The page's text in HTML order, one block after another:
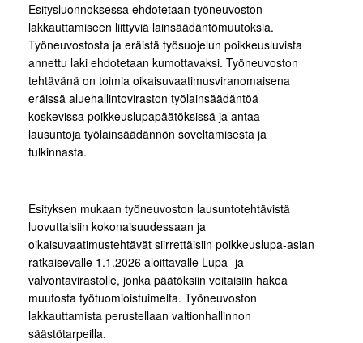
Esitysluonnoksessa ehdotetaan työneuvoston
lakkauttamiseen liittyviä lainsäädäntömuutoksia.
Työneuvostosta ja eräistä työsuojelun poikkeusluvista
annettu laki ehdotetaan kumottavaksi. Työneuvoston
tehtävänä on toimia oikaisuvaatimusviranomaisena
eräissä aluehallintoviraston työlainsäädäntöä
koskevissa poikkeuslupapäätöksissä ja antaa
lausuntoja työlainsäädännön soveltamisesta ja
tulkinnasta.
Esityksen mukaan työneuvoston lausuntotehtävistä
luovuttaisiin kokonaisuudessaan ja
oikaisuvaatimustehtävät siirrettäisiin poikkeuslupa-asian
ratkaisevalle 1.1.2026 aloittavalle Lupa- ja
valvontavirastolle, jonka päätöksiin voitaisiin hakea
muutosta työtuomioistuimelta. Työneuvoston
lakkauttamista perustellaan valtionhallinnon
säästötarpeilla.